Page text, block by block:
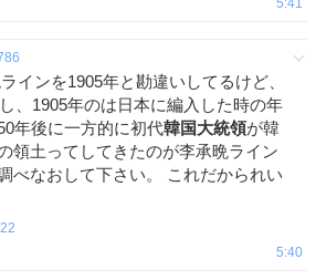
インを1905年と勘違いしてるけど、
、1905年のは日本に編入した時の年
年後に一方的に初代韓国大統領が韓
領土ってしてきたのが李承晩ライン
べなおして下さい。 これだかられい
5:40